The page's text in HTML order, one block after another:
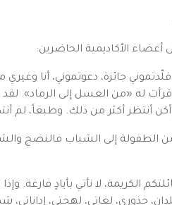
الأكاديمية الحاضرين:
جائزة، دعوتموني، أنا وغيري
له «من العسل إلى الرماد». لقد
أنتظر أكثر من ذلك. وطبعاً، لم
الطفولة إلى الشباب فالنضج
لا نأتي بأيادٍ فارغة.
جذوري، لغاتي، لهجتي،